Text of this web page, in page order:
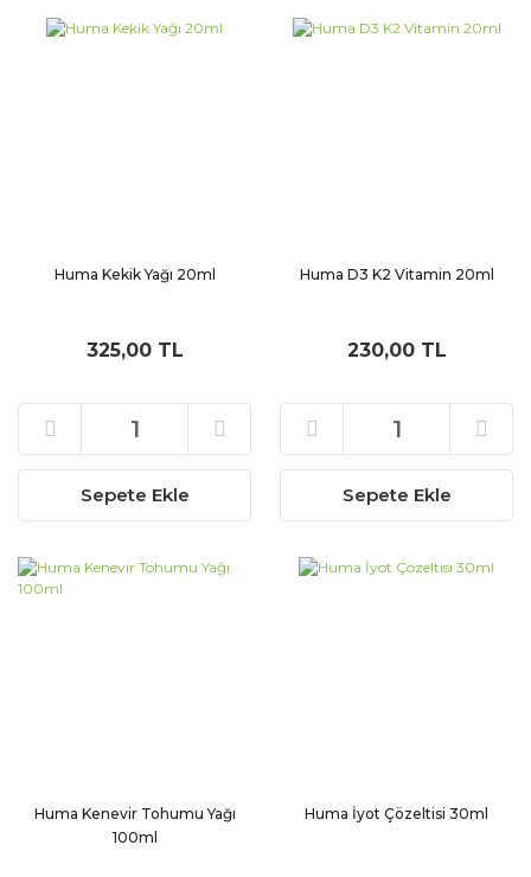
Huma Kekik Yağı 20ml
325,00 TL
Sepete Ekle
Huma D3 K2 Vitamin 20ml
230,00 TL
Sepete Ekle
Huma Kenevir Tohumu Yağı
100ml
Huma İyot Çözeltisi 30ml